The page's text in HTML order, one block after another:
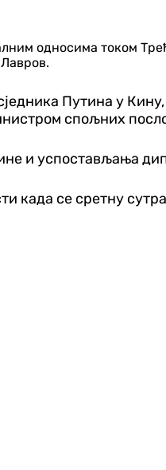
односима током
Путина у
спољних
и успостављања
када се сретну